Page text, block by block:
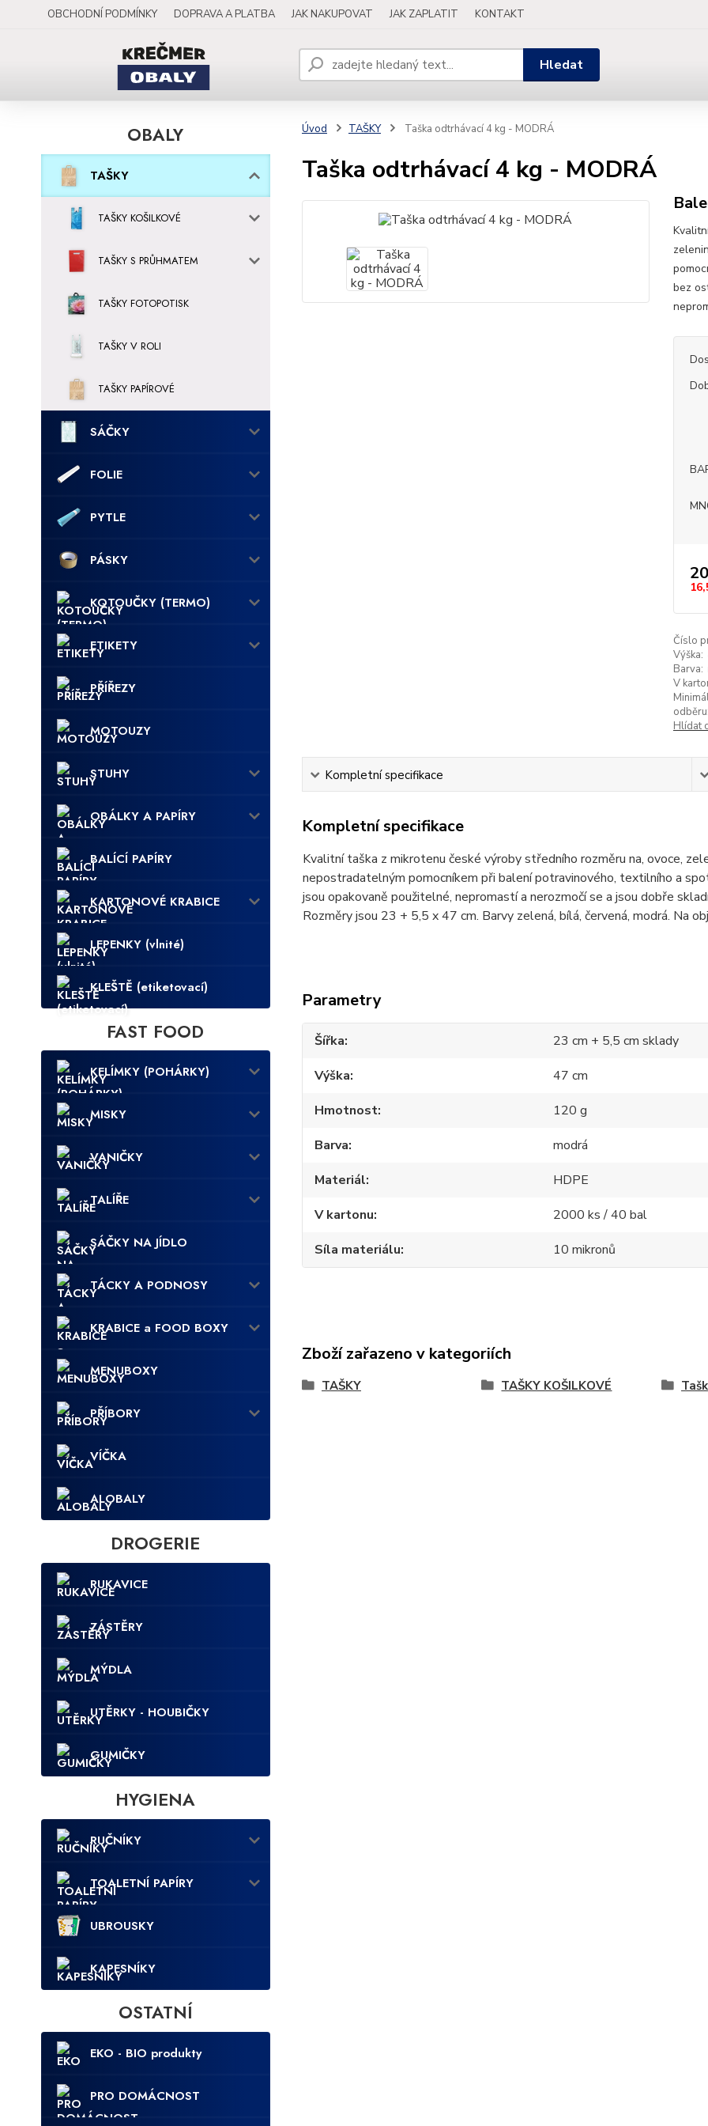
OBCHODNÍ PODMÍNKY DOPRAVA A PLATBA JAK NAKUPOVAT JAK ZAPLATIT KONTAKT
Hledat
OBALY
TAŠKY
TAŠKY KOŠILKOVÉ
TAŠKY S PRŮHMATEM
TAŠKY FOTOPOTISK
TAŠKY V ROLI
TAŠKY PAPÍROVÉ
SÁČKY
FOLIE
PYTLE
PÁSKY
KOTOUČKY (TERMO)
ETIKETY
PŘÍŘEZY
MOTOUZY
STUHY
OBÁLKY A PAPÍRY
BALÍCÍ PAPÍRY
KARTONOVÉ KRABICE
LEPENKY (vlnité)
KLEŠTĚ (etiketovací)
FAST FOOD
KELÍMKY (POHÁRKY)
MISKY
VANIČKY
TALÍŘE
SÁČKY NA JÍDLO
TÁCKY A PODNOSY
KRABICE a FOOD BOXY
MENUBOXY
PŘÍBORY
VÍČKA
ALOBALY
DROGERIE
RUKAVICE
ZÁSTĚRY
MÝDLA
UTĚRKY - HOUBIČKY
GUMIČKY
HYGIENA
RUČNÍKY
TOALETNÍ PAPÍRY
UBROUSKY
KAPESNÍKY
OSTATNÍ
EKO - BIO produkty
PRO DOMÁCNOST
Úvod TAŠKY Taška odtrhávací 4 kg - MODRÁ
Taška odtrhávací 4 kg - MODRÁ
bez
Číslo
Výška:
Barva:
V
odběru:
Hlídat
Kompletní specifikace
Kompletní specifikace
Kvalitní taška z mikrotenu české výroby středního rozměru na, ovoce,
nepostradatelným pomocníkem při balení potravinového, textilního a
jsou opakovaně použitelné, nepromastí a nerozmočí se a jsou dobře
Rozměry jsou 23 + 5,5 x 47 cm. Barvy zelená, bílá, červená, modrá. Na
Parametry
Šířka
23 cm + 5,5 cm sklady
Výška
47 cm
Hmotnost
120 g
Barva
modrá
Materiál
HDPE
V kartonu
2000 ks / 40 bal
Síla materiálu
10 mikronů
Zboží zařazeno v kategoriích
TAŠKY TAŠKY KOŠILKOVÉ